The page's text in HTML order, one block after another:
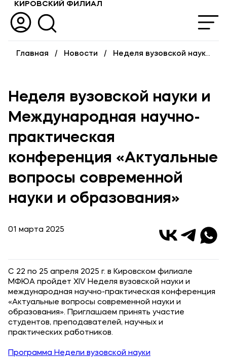
КИРОВСКИЙ ФИЛИАЛ
Выпускникам
Карьера
Институт дополнительного образования
Среднее профессиональное образование
Высшее образование
Дополнительное образование
Новости вуза
Карьера
Приемная комиссия
+7 (8332) 37-53-22
Главная Новости Неделя вузовской науки и Международная научно-практическая конференция «Актуальные вопросы современной науки и образования»
Неделя вузовской науки и
Международная научно-
практическая
конференция «Актуальные
вопросы современной
науки и образования»
01 марта 2025
С 22 по 25 апреля 2025 г. в Кировском филиале
МФЮА пройдет XIV Неделя вузовской науки и
международная научно-практическая конференция
«Актуальные вопросы современной науки и
образования». Приглашаем принять участие
студентов, преподавателей, научных и
практических работников.
Программа Недели вузовской науки